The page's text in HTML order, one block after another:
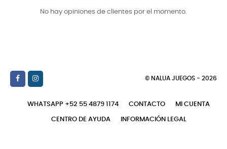
No hay opiniones de clientes por el momento.
© NALUA JUEGOS - 2026
WHATSAPP +52 55 4879 1174 CONTACTO MI CUENTA
CENTRO DE AYUDA INFORMACIÓN LEGAL